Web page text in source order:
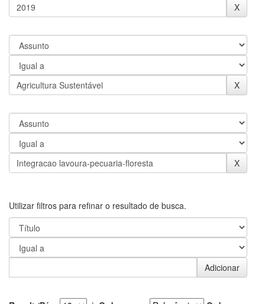
Utilizar filtros para refinar o resultado de busca.